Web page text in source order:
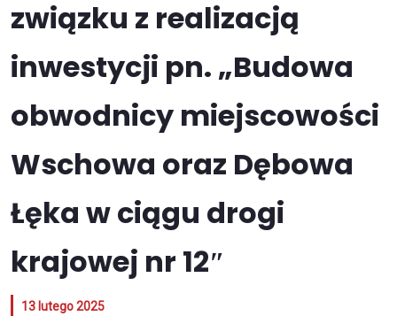
związku z realizacją
inwestycji pn. „Budowa
obwodnicy miejscowości
Wschowa oraz Dębowa
Łęka w ciągu drogi
krajowej nr 12″
13 lutego 2025